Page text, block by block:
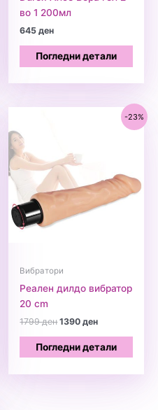
во 1 200мл
645ден
Погледни детали
-23%
Вибратори
Реален дилдо вибратор
20 cm
1799денOriginal
was:
1799 ден.
1390денCurrent
is:
Погледни детали